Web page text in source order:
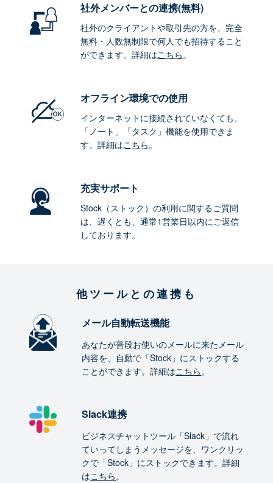
社外メンバーとの連携(無料)
社外のクライアントや取引先の方を、完全
無料・人数無制限で何人でも招待すること
ができます。詳細はこちら。
オフライン環境での使用
インターネットに接続されていなくても、
「ノート」「タスク」機能を使用できま
す。詳細はこちら。
充実サポート
Stock（ストック）の利用に関するご質問
は、遅くとも、通常1営業日以内にご返信
しております。
他ツールとの連携も
メール自動転送機能
あなたが普段お使いのメールに来たメール
内容を、自動で「Stock」にストックする
ことができます。詳細はこちら。
Slack連携
ビジネスチャットツール「Slack」で流れ
ていってしまうメッセージを、ワンクリッ
クで「Stock」にストックできます。詳細
はこちら。